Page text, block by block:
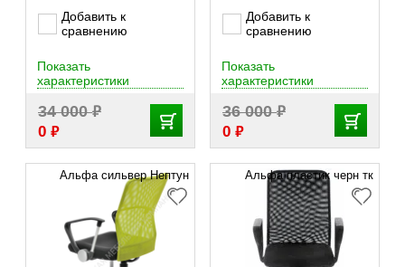
Добавить к
сравнению
34 000₽
0 ₽
Показать
характеристики
Добавить к
сравнению
36 000₽
0 ₽
Показать
характеристики
Альфа сильвер Нептун Альфа пластик черн тк